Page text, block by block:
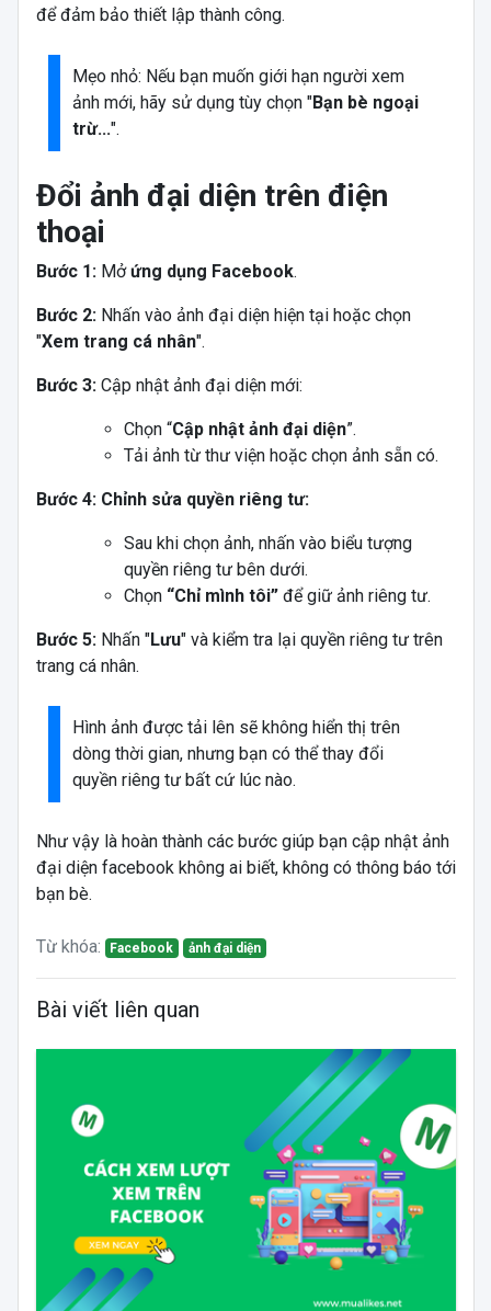
để đảm bảo thiết lập thành công.
Mẹo nhỏ: Nếu bạn muốn giới hạn người xem
ảnh mới, hãy sử dụng tùy chọn "Bạn bè ngoại
trừ...".
Đổi ảnh đại diện trên điện
thoại
Bước 1:Mởứng dụng Facebook.
Bước 2:Nhấn vào ảnh đại diện hiện tại hoặc chọn
"Xem trang cá nhân".
Bước 3:Cập nhật ảnh đại diện mới:
Chọn “Cập nhật ảnh đại diện”.
Tải ảnh từ thư viện hoặc chọn ảnh sẵn có.
Bước 4: Chỉnh sửa quyền riêng tư:
Sau khi chọn ảnh, nhấn vào biểu tượng
quyền riêng tư bên dưới.
Chọn “Chỉ mình tôi”để giữ ảnh riêng tư.
Bước 5: Nhấn "Lưu" và kiểm tra lại quyền riêng tư trên
trang cá nhân.
Hình ảnh được tải lên sẽ không hiển thị trên
dòng thời gian, nhưng bạn có thể thay đổi
quyền riêng tư bất cứ lúc nào.
Như vậy là hoàn thành các bước giúp bạn cập nhật ảnh
đại diện facebook không ai biết, không có thông báo tới
bạn bè.
Từ khóa: Facebook ảnh đại diện
Bài viết liên quan